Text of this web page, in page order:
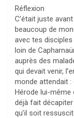
Réflexion
C’était juste
beaucoup de
avec tes
loin de
auprès des
qui devait venir,
monde attendait :
Hérode lui-même
déjà fait
qu’il soit